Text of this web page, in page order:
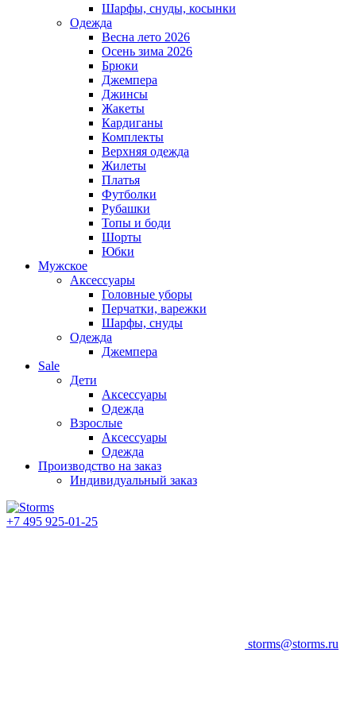
Шарфы, снуды, косынки
Одежда
Весна лето 2026
Осень зима 2026
Брюки
Джемпера
Джинсы
Жакеты
Кардиганы
Комплекты
Верхняя одежда
Жилеты
Платья
Футболки
Рубашки
Топы и боди
Шорты
Юбки
Мужское
Аксессуары
Головные уборы
Перчатки, варежки
Шарфы, снуды
Одежда
Джемпера
Sale
Дети
Аксессуары
Одежда
Взрослые
Аксессуары
Одежда
Производство на заказ
Индивидуальный заказ
+7 495 925-01-25
storms@storms.ru